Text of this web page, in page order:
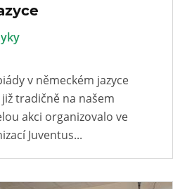
v německém jazyce
tradičně na našem
akci organizovalo ve
Juventus...